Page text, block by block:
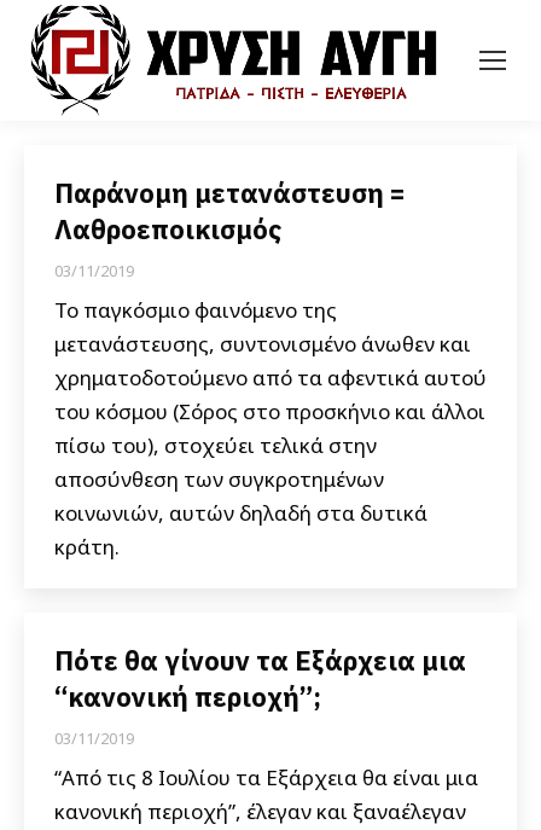
Παράνομη μετανάστευση =
Λαθροεποικισμός
03/11/2019
Το παγκόσμιο φαινόμενο της
μετανάστευσης, συντονισμένο άνωθεν και
χρηματοδοτούμενο από τα αφεντικά αυτού
του κόσμου (Σόρος στο προσκήνιο και άλλοι
πίσω του), στοχεύει τελικά στην
αποσύνθεση των συγκροτημένων
κοινωνιών, αυτών δηλαδή στα δυτικά
κράτη.
Πότε θα γίνουν τα Εξάρχεια μια
“κανονική περιοχή”;
03/11/2019
“Από τις 8 Ιουλίου τα Εξάρχεια θα είναι μια
κανονική περιοχή”, έλεγαν και ξαναέλεγαν